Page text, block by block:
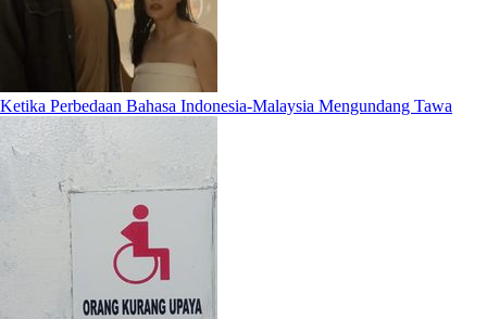
Ketika Perbedaan Bahasa Indonesia-Malaysia Mengundang Tawa